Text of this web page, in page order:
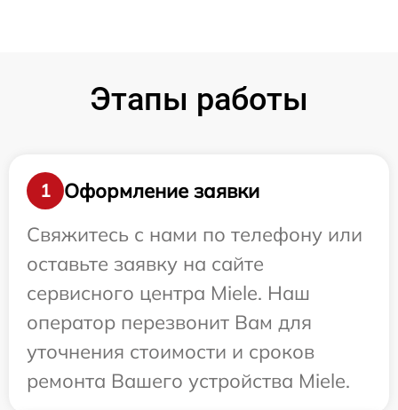
Этапы работы
1
Оформление заявки
Свяжитесь с нами по телефону или
оставьте заявку на сайте
сервисного центра Miele. Наш
оператор перезвонит Вам для
уточнения стоимости и сроков
ремонта Вашего устройства Miele.